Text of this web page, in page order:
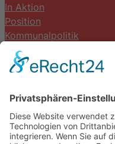
In Aktion
Position
Kommunalpolitik
Termine
DIE LINKE. Schwalm-Eder
Steingasse 5
34613 Schwalmstadt